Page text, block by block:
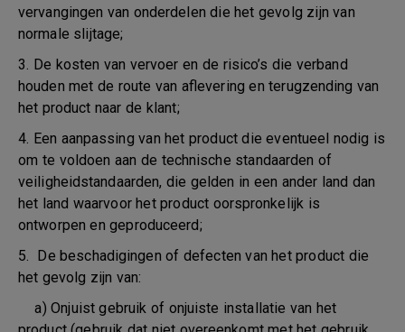
vervangingen van onderdelen die het gevolg zijn van
normale slijtage;
3. De kosten van vervoer en de risico’s die verband
houden met de route van aflevering en terugzending van
het product naar de klant;
4. Een aanpassing van het product die eventueel nodig is
om te voldoen aan de technische standaarden of
veiligheidstandaarden, die gelden in een ander land dan
het land waarvoor het product oorspronkelijk is
ontworpen en geproduceerd;
5. De beschadigingen of defecten van het product die
het gevolg zijn van:
a) Onjuist gebruik of onjuiste installatie van het